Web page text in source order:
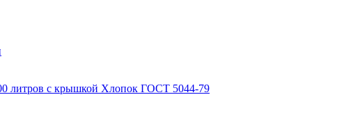
литров с крышкой Хлопок ГОСТ 5044-79